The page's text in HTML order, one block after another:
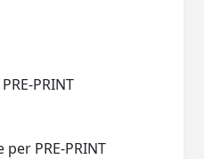
PRINT
PRE-PRINT